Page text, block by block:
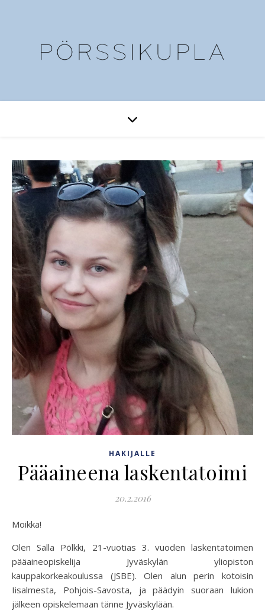
HAKIJALLE
Pääaineena laskentatoimi
20.2.2016
Moikka!
Olen Salla Pölkki, 21-vuotias 3. vuoden laskentatoimen
pääaineopiskelija Jyväskylän yliopiston
kauppakorkeakoulussa (JSBE). Olen alun perin kotoisin
Iisalmesta, Pohjois-Savosta, ja päädyin suoraan lukion
jälkeen opiskelemaan tänne Jyväskylään.